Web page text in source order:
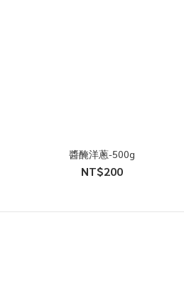
醬醃洋蔥-500g
NT$200